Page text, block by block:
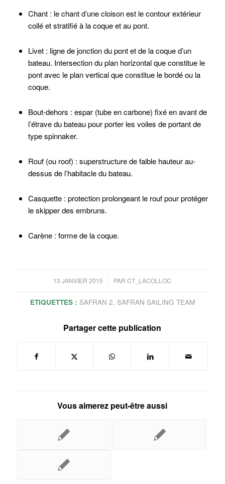
Chant: le chant d’une cloison est le contour extérieur
collé et stratifié à la coque et au pont.
Livet: ligne de jonction du pont et de la coque d’un
bateau. Intersection du plan horizontal que constitue le
pont avec le plan vertical que constitue le bordé ou la
coque.
Bout-dehors : espar (tube en carbone) fixé en avant de
l’étrave du bateau pour porter les voiles de portant de
type spinnaker.
Rouf (ou roof) : superstructure de faible hauteur au-
dessus de l’habitacle du bateau.
Casquette: protection prolongeant le rouf pour protéger
le skipper des embruns.
Carène: forme de la coque.
13 JANVIER 2015
/ PARCT_LACOLLOC
ETIQUETTES : SAFRAN 2, SAFRAN SAILING TEAM
Partager cette publication
Vous aimerez peut-être aussi